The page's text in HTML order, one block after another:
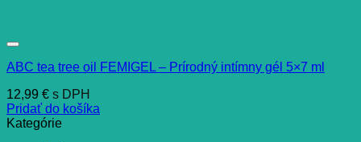
ABC tea tree oil FEMIGEL – Prírodný intímny gél 5×7 ml
12,99 € s DPH
Pridať do košíka
Kategórie